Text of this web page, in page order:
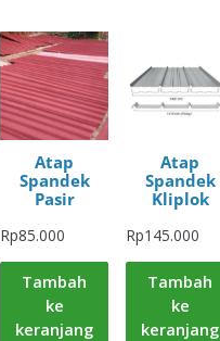
Atap
Spandek
Pasir
Rp85.000
Tambah
ke
keranjang
Atap
Spandek
Kliplok
Rp145.000
Tambah
ke
keranjang